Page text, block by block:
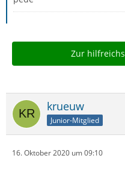
Zur
krueuw
Junior-Mitglied
16. Oktober 2020 um 09:10